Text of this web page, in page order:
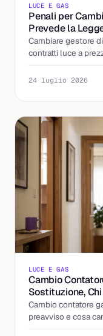
LUCE E GAS
Penali per
Prevede la
Cambiare gestore
contratti luce a
gas. Ecco le regole
24 luglio 2026
LUCE E GAS
Cambio
Sostituzione,
Cambio contatore
preavviso e cosa
spiegata passo per